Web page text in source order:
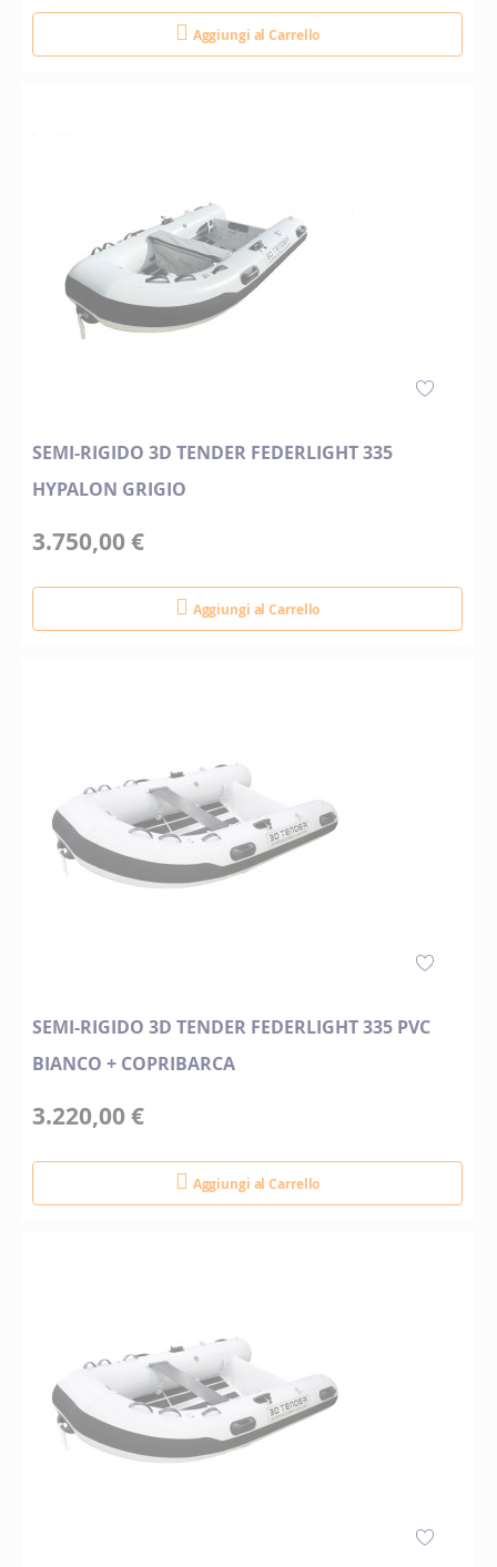
Aggiungi al Carrello
SEMI-RIGIDO 3D TENDER FEDERLIGHT 335
HYPALON GRIGIO
3.750,00 €
Aggiungi al Carrello
SEMI-RIGIDO 3D TENDER FEDERLIGHT 335 PVC
BIANCO + COPRIBARCA
3.220,00 €
Aggiungi al Carrello